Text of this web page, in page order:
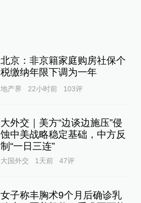
北京：非京籍家庭购房社保个
税缴纳年限下调为一年
地产界 22小时前 103评
大外交｜美方“边谈边施压”侵
蚀中美战略稳定基础，中方反
制“一日三连”
大国外交 1天前 47评
女子称丰胸术9个月后确诊乳